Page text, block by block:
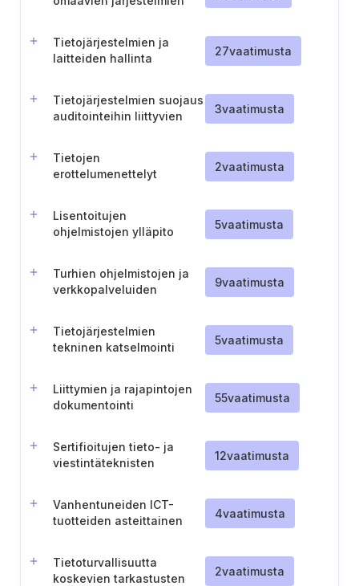
Tietojärjestelmien ja
laitteiden hallinta
27vaatimusta
Tietojärjestelmien suojaus
auditointeihin liittyvien
3vaatimusta
Tietojen
erottelumenettelyt
2vaatimusta
Lisentoitujen
ohjelmistojen ylläpito
5vaatimusta
Turhien ohjelmistojen ja
verkkopalveluiden
9vaatimusta
Tietojärjestelmien
tekninen katselmointi
5vaatimusta
Liittymien ja rajapintojen
dokumentointi
55vaatimusta
Sertifioitujen tieto- ja
viestintäteknisten
12vaatimusta
Vanhentuneiden ICT-
tuotteiden asteittainen
4vaatimusta
Tietoturvallisuutta
koskevien tarkastusten
2vaatimusta